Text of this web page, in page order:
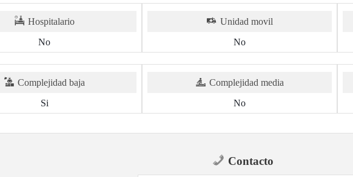
Hospitalario
No
Unidad movil
No
Complejidad baja
Si
Complejidad media
No
Contacto